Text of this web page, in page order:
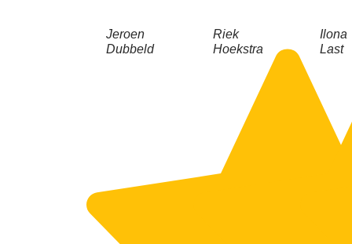
Jeroen
Dubbeld
Riek
Hoekstra
Ilona
Last